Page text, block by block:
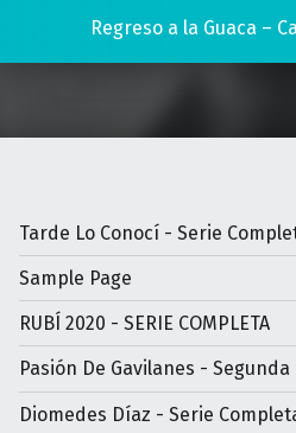
Regreso a la Guaca –
Tarde Lo Conocí - Serie
Sample Page
RUBÍ 2020 - SERIE COMPLETA
Pasión De Gavilanes -
Diomedes Díaz - Serie